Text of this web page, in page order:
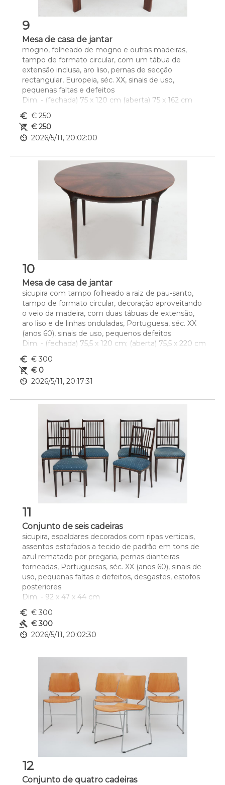
9
Mesa de casa de jantar
mogno, folheado de mogno e outras madeiras,
tampo de formato circular, com um tábua de
extensão inclusa, aro liso, pernas de secção
rectangular, Europeia, séc. XX, sinais de uso,
pequenas faltas e defeitos
Dim. - (fechada) 75 x 120 cm (aberta) 75 x 162 cm
euro_symbol € 250
remove_shopping_cart € 250
av_timer 2026/5/11, 20:02:00
10
Mesa de casa de jantar
sicupira com tampo folheado a raiz de pau-santo,
tampo de formato circular, decoração aproveitando
o veio da madeira, com duas tábuas de extensão,
aro liso e de linhas onduladas, Portuguesa, séc. XX
(anos 60), sinais de uso, pequenos defeitos
Dim. - (fechada) 75,5 x 120 cm; (aberta) 75,5 x 220 cm
euro_symbol € 300
remove_shopping_cart € 0
av_timer 2026/5/11, 20:17:31
11
Conjunto de seis cadeiras
sicupira, espaldares decorados com ripas verticais,
assentos estofados a tecido de padrão em tons de
azul rematado por pregaria, pernas dianteiras
torneadas, Portuguesas, séc. XX (anos 60), sinais de
uso, pequenas faltas e defeitos, desgastes, estofos
posteriores
Dim. - 92 x 47 x 44 cm
euro_symbol € 300
gavel € 300
av_timer 2026/5/11, 20:02:30
12
Conjunto de quatro cadeiras